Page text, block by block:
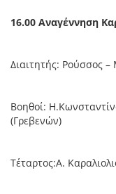
16.00 Αναγέννηση
Διαιτητής: Ρούσσος
Βοηθοί:
(Γρεβενών)
Τέταρτος:Α.